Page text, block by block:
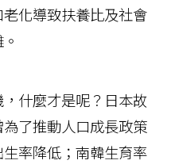
化導致扶養比及社會
什麼才是呢？日本故
了推動人口成長政策
率降低；南韓生育率